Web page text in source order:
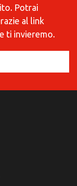
Potrai
al link
ti invieremo.